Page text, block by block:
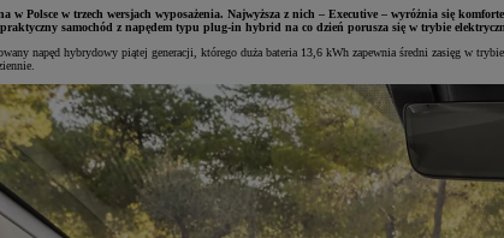
w Polsce w trzech wersjach wyposażenia. Najwyższa z nich – Executive – wyróżnia się
praktyczny samochód z napędem typu plug-in hybrid na co dzień porusza się w trybie
napęd hybrydowy piątej generacji, którego duża bateria 13,6 kWh zapewnia średni zasięg w